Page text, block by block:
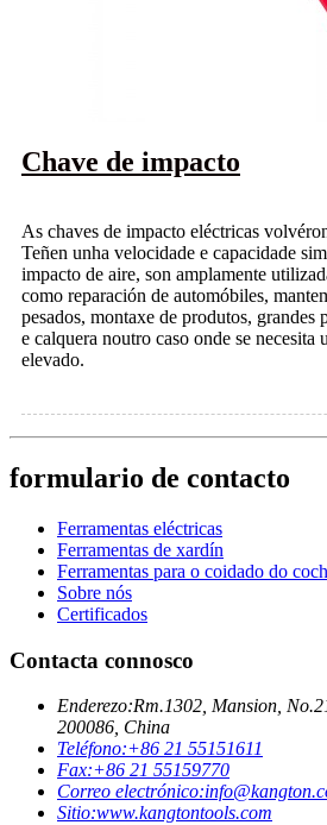
Chave de impacto
As chaves de impacto eléctricas
Teñen unha velocidade e capacidade
impacto de aire, son amplamente
como reparación de automóbiles,
pesados, montaxe de produtos, grandes
e calquera noutro caso onde se necesita
elevado.
formulario de contacto
Ferramentas eléctricas
Ferramentas de xardín
Ferramentas para o coidado do
Sobre nós
Certificados
Contacta connosco
Enderezo:Rm.1302, Mansion,
200086, China
Teléfono:+86 21 55151611
Fax:+86 21 55159770
Correo electrónico:
Sitio:www.kangtontools.com